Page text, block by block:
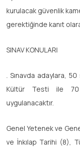
kurulacak güvenlik
gerektiğinde kanıt
SINAV KONULARI
. Sınavda adaylara,
Kültür Testi ile 70
uygulanacaktır.
Genel Yetenek ve
ve İnkılap Tarihi (8),